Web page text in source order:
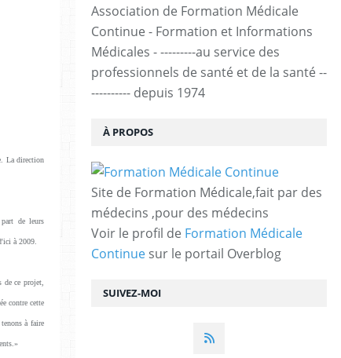
La direction
de leurs
à 2009.
ce projet,
contre cette
à faire
SUIVEZ-MOI
Association de Formation Médicale
Continue - Formation et Informations
Médicales - ---------au service des
professionnels de santé et de la santé --
---------- depuis 1974
À PROPOS
Site de Formation Médicale,fait par des
médecins ,pour des médecins
Voir le profil de Formation Médicale
Continue sur le portail Overblog